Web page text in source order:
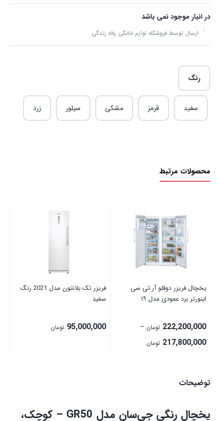
در انبار موجود نمی باشد
ارسال توسط فروشگاه لوازم خانگی رفاه زندگی
رنگ
سفید قرمز مشکی سیلور زرد
محصولات مرتبط
یخچال فریزر دوقلو آر تی سی
اینورتر برد عمودی مدل ۱۹
222,200,000 تومان –
217,800,000 تومان
فریزر تک بلانتون مدل 2021 رنگ
سفید
95,000,000 تومان
توضیحات
یخچال رنگی جی‌سان مدل GR50 – کوچک،